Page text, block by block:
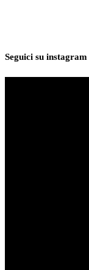
Seguici su instagram